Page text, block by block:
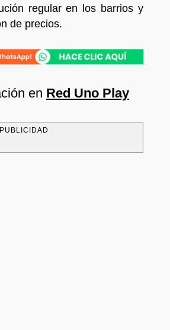
regular en los barrios y
de precios.
en Red Uno Play
PUBLICIDAD